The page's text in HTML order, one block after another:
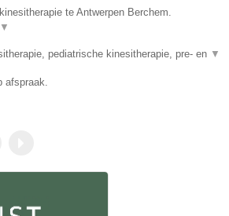
te Antwerpen Berchem.
▼
pediatrische kinesitherapie, pre- en ▼
afspraak.